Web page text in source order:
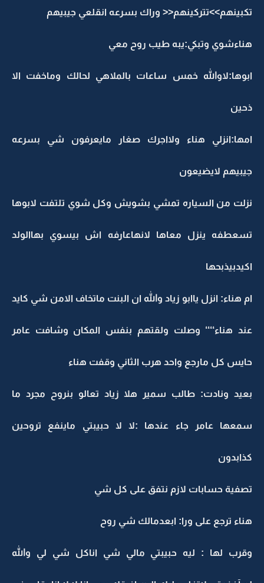
تكبينهم>>تتركينهم<< وراك بسرعه انقلعي جيبيهم
هناءشوي وتبكي:يبه طيب روح معي
ابوها:لاوالله خمس ساعات بالملاهي لحالك وماخفت الا
ذحين
امها:انزلي هناء ولااجرك صغار مايعرفون شي بسرعه
جيبيهم لايضيعون
نزلت من السياره تمشي بشويش وكل شوي تلتفت لابوها
تسعطفه ينزل معاها لانهاعارفه اش بيسوي بهاالولد
اكيدبيذبحها
ام هناء: انزل ياابو زياد والله ان البنت ماتخاف الامن شي كايد
عند هناء‘‘‘‘ وصلت ولقتهم بنفس المكان وشافت عامر
حايس كل مارجع واحد هرب الثاني وقفت هناء
بعيد ونادت: طالب سمير هلا زياد تعالو بنروح مجرد ما
سمعها عامر جاء عندها :لا لا حبيبتي ماينفع تروحين
كذابدون
تصفية حسابات لازم نتفق على كل شي
هناء ترجع على ورا: ابعدمالك شي روح
وقرب لها : ليه حبيبتي مالي شي اناكل شي لي والله